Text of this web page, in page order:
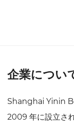
企業につい
Shanghai Yinin
2009 年に設立さ